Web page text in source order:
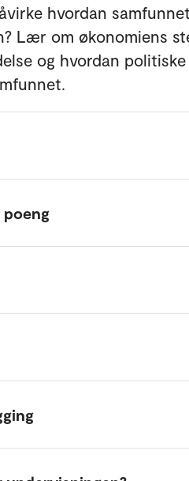
hvordan
Lær om økonomiens
og hvordan politiske